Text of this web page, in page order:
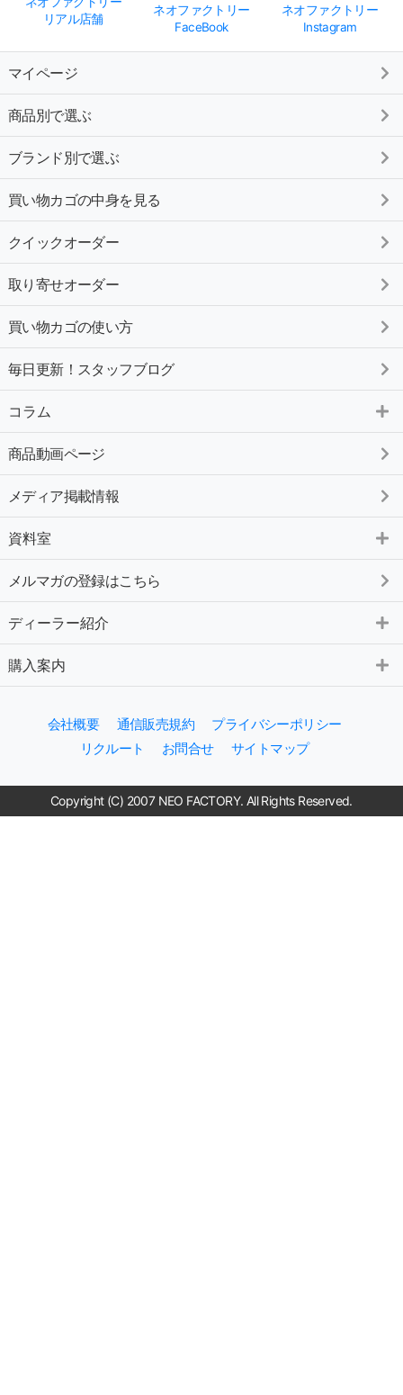
リアル店舗
ネオファクトリー
FaceBook
ネオファクトリー
Instagram
マイページ
商品別で選ぶ
ブランド別で選ぶ
買い物カゴの中身を見る
クイックオーダー
取り寄せオーダー
買い物カゴの使い方
毎日更新！スタッフブログ
コラム
商品動画ページ
メディア掲載情報
資料室
メルマガの登録はこちら
ディーラー紹介
購入案内
会社概要 通信販売規約
プライバシーポリシー
リクルート
お問合せ サイトマップ
Copyright (C) 2007 NEO FACTORY. All Rights Reserved.